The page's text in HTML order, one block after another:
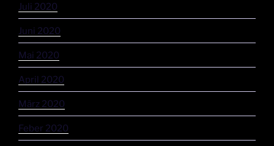
Juli 2020
Juni 2020
Mai 2020
April 2020
März 2020
Feber 2020